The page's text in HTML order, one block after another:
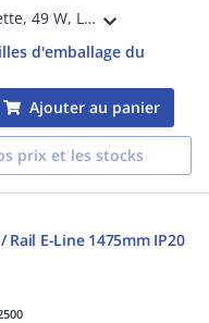
CoreLine Réglette, 49 W, L1200 mm, 6400 lm, 4000 K, Opale, IP20, TW1-ready, EL-ready
d'emballage du
Ajouter au panier
prix et les stocks
E-Line 1475mm IP20